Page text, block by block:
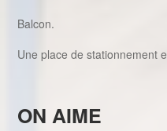
Balcon.
Une place de stationnement
ON AIME